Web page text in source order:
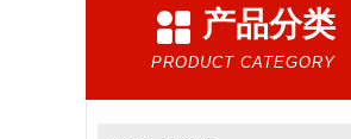
产品分类
PRODUCT CATEGORY